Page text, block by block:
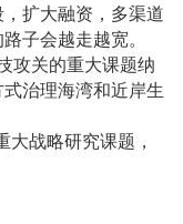
扩大融资，多渠道
子会越走越宽。
攻关的重大课题纳
治理海湾和近岸生
大战略研究课题，